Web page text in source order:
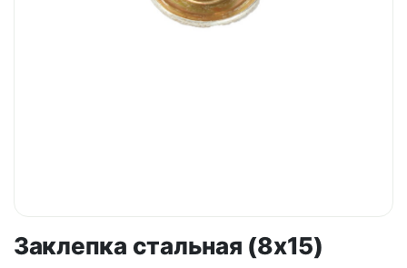
Заклепка стальная (8x15)